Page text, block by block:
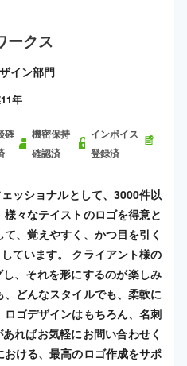
ークス
イン部門
年
確
機密保持
確認済
インボイス
登録済
ッショナルとして、3000件以
様々なテイストのロゴを得意と
、覚えやすく、かつ目を引く
ています。 クライアント様の
、それを形にするのが楽しみ
どんなスタイルでも、柔軟に
ゴデザインはもちろん、名刺
ればお気軽にお問い合わせく
ける、最高のロゴ作成をサポ